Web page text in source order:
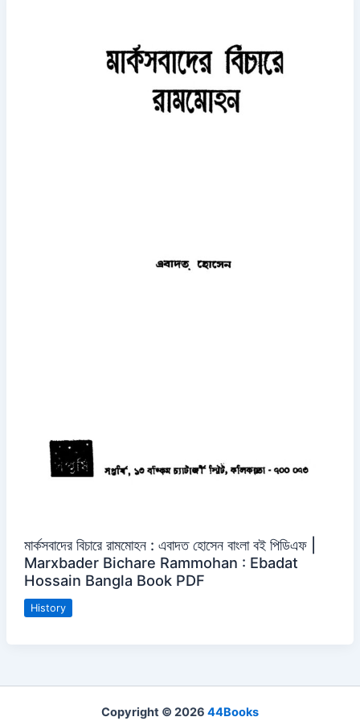
মার্কসবাদের বিচারে রামমোহন : এবাদত হোসেন বাংলা বই পিডিএফ |
Marxbader Bichare Rammohan : Ebadat
Hossain Bangla Book PDF
History
Copyright © 2026 44Books